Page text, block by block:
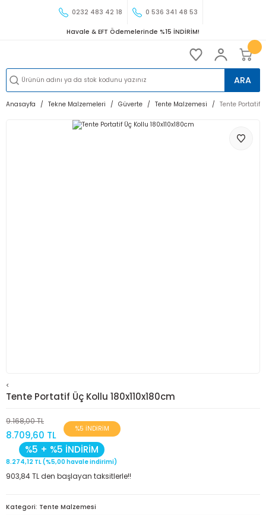
0232 483 42 18 0 536 341 48 53
Havale & EFT Ödemelerinde %15 İNDİRİM!
ARA
Anasayfa Tekne Malzemeleri Güverte Tente Malzemesi Tente Portatif
<
Tente Portatif Üç Kollu 180x110x180cm
9.168,00 TL
8.709,60 TL
%5 İNDİRİM
%5 + %5 İNDİRİM
8.274,12 TL (%5,00 havale indirimi)
903,84 TL den başlayan taksitlerle!!
Kategori Tente Malzemesi